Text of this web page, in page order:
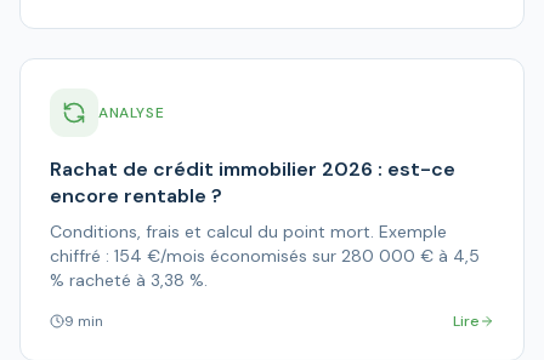
ANALYSE
Rachat de crédit immobilier 2026 : est-ce
encore rentable ?
Conditions, frais et calcul du point mort. Exemple
chiffré : 154 €/mois économisés sur 280 000 € à 4,5
% racheté à 3,38 %.
9 min Lire